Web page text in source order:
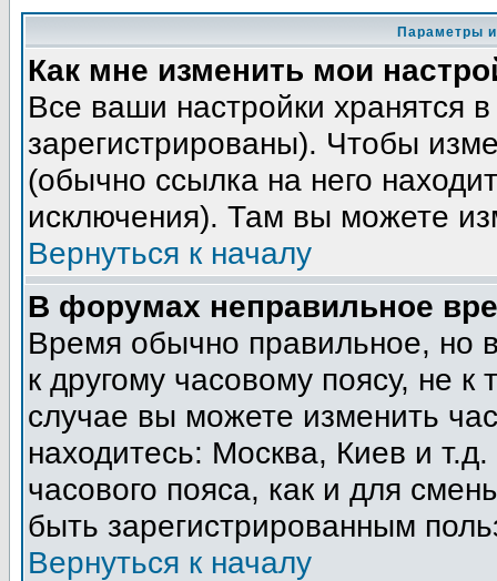
Параметры
Как мне изменить мои
Все ваши настройки хранятся
зарегистрированы). Чтобы
(обычно ссылка на него
исключения). Там вы можете
Вернуться к началу
В форумах неправильное
Время обычно правильное, но
к другому часовому поясу, не
случае вы можете изменить
находитесь: Москва, Киев и
часового пояса, как и для
быть зарегистрированным
Вернуться к началу